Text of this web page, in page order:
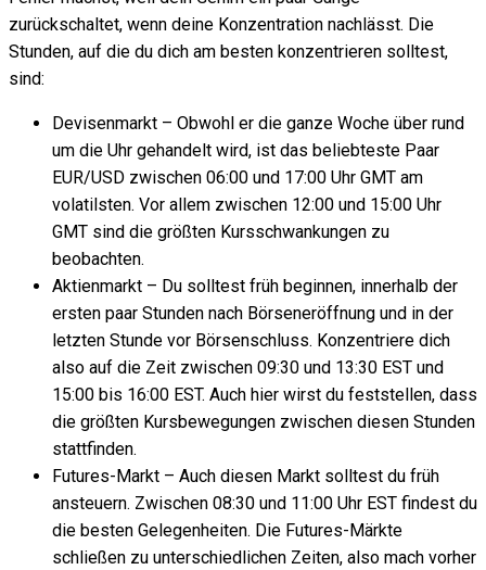
zurückschaltet, wenn deine Konzentration nachlässt. Die
Stunden, auf die du dich am besten konzentrieren solltest,
sind:
Devisenmarkt – Obwohl er die ganze Woche über rund
um die Uhr gehandelt wird, ist das beliebteste Paar
EUR/USD zwischen 06:00 und 17:00 Uhr GMT am
volatilsten. Vor allem zwischen 12:00 und 15:00 Uhr
GMT sind die größten Kursschwankungen zu
beobachten.
Aktienmarkt – Du solltest früh beginnen, innerhalb der
ersten paar Stunden nach Börseneröffnung und in der
letzten Stunde vor Börsenschluss. Konzentriere dich
also auf die Zeit zwischen 09:30 und 13:30 EST und
15:00 bis 16:00 EST. Auch hier wirst du feststellen, dass
die größten Kursbewegungen zwischen diesen Stunden
stattfinden.
Futures-Markt – Auch diesen Markt solltest du früh
ansteuern. Zwischen 08:30 und 11:00 Uhr EST findest du
die besten Gelegenheiten. Die Futures-Märkte
schließen zu unterschiedlichen Zeiten, also mach vorher